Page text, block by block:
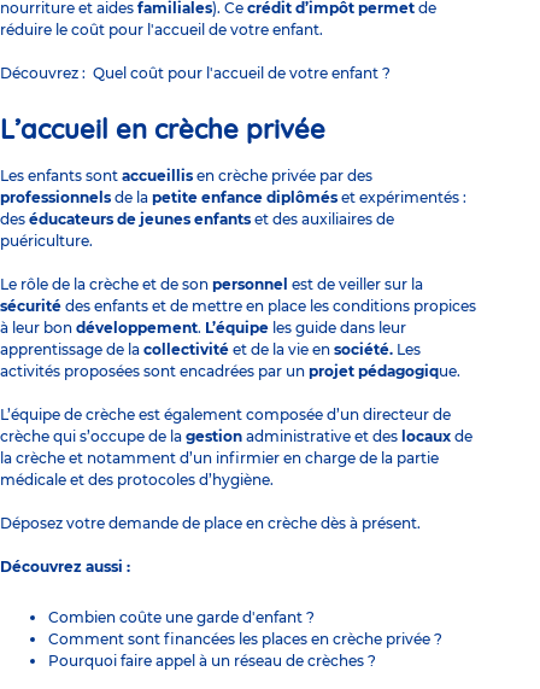
nourriture et aides familiales). Ce crédit d’impôt permet de
réduire le coût pour l'accueil de votre enfant.
Découvrez : Quel coût pour l'accueil de votre enfant ?
L’accueil en crèche privée
Les enfants sont accueillis en crèche privée par des
professionnels de la petite enfance diplômés et expérimentés :
des éducateurs de jeunes enfants et des auxiliaires de
puériculture.
Le rôle de la crèche et de son personnel est de veiller sur la
sécurité des enfants et de mettre en place les conditions propices
à leur bon développement. L’équipe les guide dans leur
apprentissage de la collectivité et de la vie en société. Les
activités proposées sont encadrées par un projet pédagogique.
L’équipe de crèche est également composée d’un directeur de
crèche qui s’occupe de la gestion administrative et des locaux de
la crèche et notamment d’un infirmier en charge de la partie
médicale et des protocoles d’hygiène.
Déposez votre demande de place en crèche dès à présent.
Découvrez aussi :
Combien coûte une garde d'enfant ?
Comment sont financées les places en crèche privée ?
Pourquoi faire appel à un réseau de crèches ?